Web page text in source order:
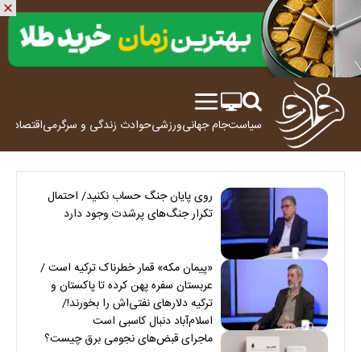
سیاستجام جهانیورزشیحوادث زندگی و سرگرمیاقتصاد
روی پایان جنگ حساب نکنید/ احتمال
تکرار جنگ‌های پرشدت وجود دارد
«پیمان مکه» قمار خطرناک ترکیه است /
عربستان سفره پهن کرده تا پاکستان و
ترکیه دلارهای نفتی‌اش را بخورند!/
اسلام‌آباد دنبال کاسبی است
ماجرای قبض‌های نجومی برق چیست؟